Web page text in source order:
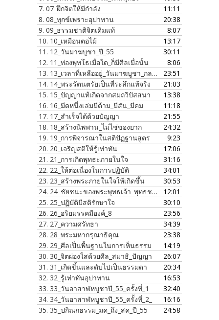
7. 07_ฝึกจิตให้มีกำลัง
11:11
8. 08_ทุกข์เพราะอุปาทาน
20:38
9. 09_ธรรมชาติจิตเดิมแท้
8:07
10. 10_เหมือนตอไม้
13:17
11. 12_วันมาฆบูชา_ปี_55
30:11
12. 11_ท่องพุทโธเมื่อใด_ก็มีศีลเมื่อนั้น
8:06
13. 13_เวลาที่เหลืออยู่_วันมาฆบูชา_กลางคืน_ปี_55
23:51
14. 14_พระรัตนตรัยเป็นที่ระลึกแท้จริง
21:03
15. 15_ปัญญาแท้เกิดจากสมถวิปัสสนา
13:38
16. 16_มีดหนึ่งเล่มมีด้าม_มีสัน_มีคม
11:18
17. 17_สำเร็จได้ด้วยปัญญา
21:55
18. 18_สร้างนิพพาน_ไม่ไช่ของยาก
24:32
19. 19_การพิจารณาในสติปัฏฐานสูตร
9:23
20. 20_เจริญสติให้รู้เท่าทัน
17:06
21. 21_การเกิดพุทธะภายในใจ
31:16
22. 22_ให้ต่อเนื่องในการปฏิบัติ
34:01
23. 23_สร้างพระภายในใจให้เกิดขึ้น
30:53
24. 24_ชัยชนะของพระพุทธเจ้า_พุทธชยันตี_ปี_55
12:01
25. 25_ปฏิบัติมีสติรักษาใจ
30:10
26. 26_อริยมรรคมีองค์_8
23:56
27. 27_ความศรัทธา
34:39
28. 28_พระมหากรุณาธิคุณ
23:38
29. 29_ศีลเป็นพื้นฐานในการเห็นธรรม
14:19
30. 30_จิตผ่องใสด้วยศีล_สมาธิ_ปัญญา
26:07
31. 31_เกิดขึ้นและดับไปเป็นธรรมดา
20:34
32. 32_รู้เท่าทันอุปาทาน
16:53
33. 33_วันอาสาฬหบูชาปี_55_ครั้งที่_1
32:40
34. 34_วันอาสาฬหบูชาปี_55_ครั้งที่_2_
16:16
35. 35_ปกิณกธรรม_มค_ถึง_สค_ปี_55 24:58